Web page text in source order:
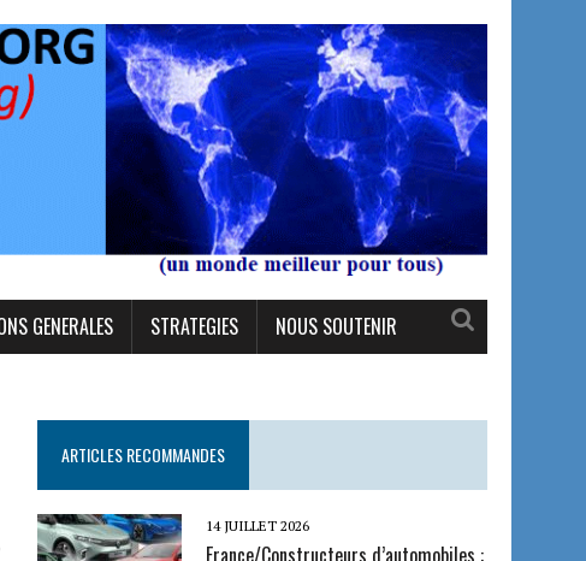
GENERALES STRATEGIES NOUS SOUTENIR
ARTICLES RECOMMANDES
14 JUILLET 2026
France/Constructeurs d’automobiles :